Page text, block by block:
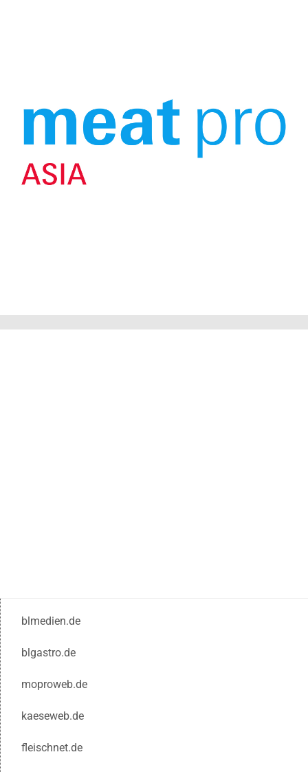
blmedien.de
blgastro.de
moproweb.de
kaeseweb.de
fleischnet.de